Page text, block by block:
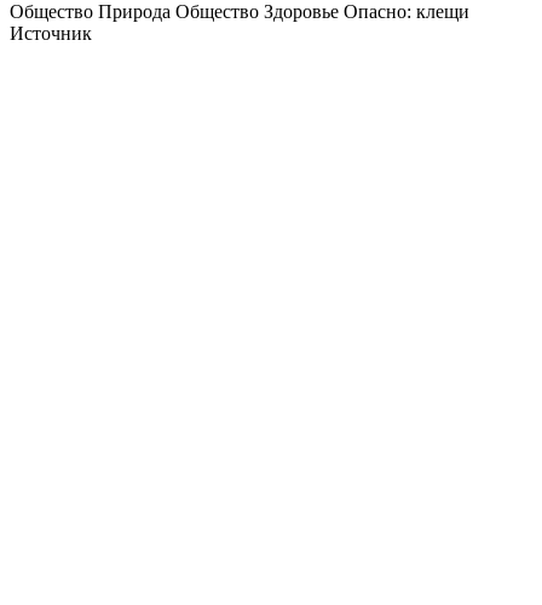
Общество Природа Общество Здоровье Опасно: клещи
Источник